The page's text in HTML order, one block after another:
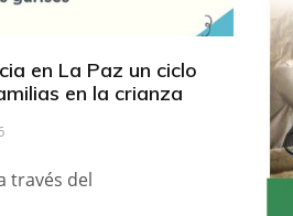
en La Paz un ciclo
en la crianza
través del